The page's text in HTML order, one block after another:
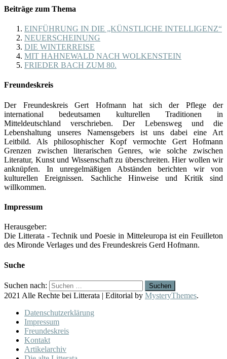
Beiträge zum Thema
EINFÜHRUNG IN DIE „KÜNSTLICHE INTELLIGENZ“
NEUERSCHEINUNG
DIE WINTERREISE
MIT HAHNEWALD NACH WOLKENSTEIN
FRIEDER BACH ZUM 80.
Freundeskreis
Der Freundeskreis Gert Hofmann hat sich der Pflege der
international bedeutsamen kulturellen Traditionen in
Mitteldeutschland verschrieben. Der Lebensweg und die
Lebenshaltung unseres Namensgebers ist uns dabei eine Art
Leitbild. Als philosophischer Kopf vermochte Gert Hofmann
Grenzen zwischen literarischen Genres, wie solche zwischen
Literatur, Kunst und Wissenschaft zu überschreiten. Hier wollen wir
anknüpfen. In unregelmäßigen Abständen berichten wir von
kulturellen Ereignissen. Sachliche Hinweise und Kritik sind
willkommen.
Impressum
Herausgeber:
Die Litterata - Technik und Poesie in Mitteleuropa ist ein Feuilleton
des Mironde Verlages und des Freundeskreis Gerd Hofmann.
Suche
Suchen nach:
2021 Alle Rechte bei Litterata | Editorial by MysteryThemes.
Datenschutzerklärung
Impressum
Freundeskreis
Kontakt
Artikelarchiv